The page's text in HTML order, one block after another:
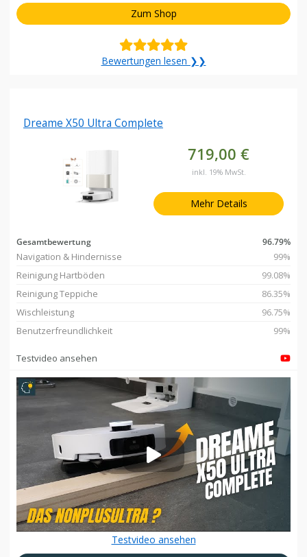
Zum Shop
Bewertungen lesen ❯❯
Dreame X50 Ultra Complete
719,00 €
inkl. 19% MwSt.
Mehr Details
Gesamtbewertung 96.79%
Navigation & Hindernisse
99%
Reinigung Hartböden
99.08%
Reinigung Teppiche
86.35%
Wischleistung
96.75%
Benutzerfreundlichkeit
99%
Testvideo ansehen
Testvideo ansehen